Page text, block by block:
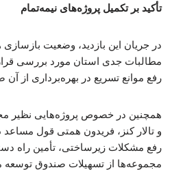
تأکید بر تکمیل پروژه‌های نیمه‌تمام
در جریان این بازدید، وضعیت
مطالبات جدی استان مورد بررسی
رفع موانع تسریع در بهره‌برداری از
همچنین در خصوص پروژه‌هایی نظیر
و تالار کنز، فریدون همتی قول مساعد
رفع مشکلات زیرساختی، تأمین راه
مجموعه‌ها از تسهیلات صندوق توسعه